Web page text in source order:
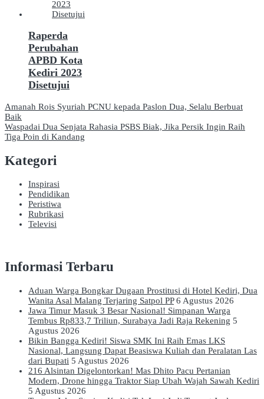
Raperda
Perubahan
APBD Kota
Kediri 2023
Disetujui
Navigasi
pos
Amanah Rois Syuriah PCNU kepada Paslon Dua, Selalu Berbuat
Baik
Waspadai Dua Senjata Rahasia PSBS Biak, Jika Persik Ingin Raih
Tiga Poin di Kandang
Kategori
Inspirasi
Pendidikan
Peristiwa
Rubrikasi
Televisi
Informasi Terbaru
Aduan Warga Bongkar Dugaan Prostitusi di Hotel Kediri, Dua
Wanita Asal Malang Terjaring Satpol PP 6 Agustus 2026
Jawa Timur Masuk 3 Besar Nasional! Simpanan Warga
Tembus Rp833,7 Triliun, Surabaya Jadi Raja Rekening 5
Agustus 2026
Bikin Bangga Kediri! Siswa SMK Ini Raih Emas LKS
Nasional, Langsung Dapat Beasiswa Kuliah dan Peralatan Las
dari Bupati 5 Agustus 2026
216 Alsintan Digelontorkan! Mas Dhito Pacu Pertanian
Modern, Drone hingga Traktor Siap Ubah Wajah Sawah Kediri
5 Agustus 2026